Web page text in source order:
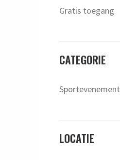
Gratis toegang
CATEGORIE
Sportevenement
LOCATIE